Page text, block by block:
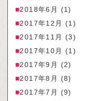
2018年6月
(1)
2017年12月
(1)
2017年11月
(3)
2017年10月
(1)
2017年9月
(2)
2017年8月
(8)
2017年7月
(9)